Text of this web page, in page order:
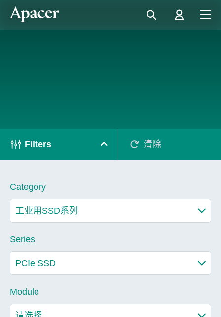
Filters 清除
Category
Series
Module